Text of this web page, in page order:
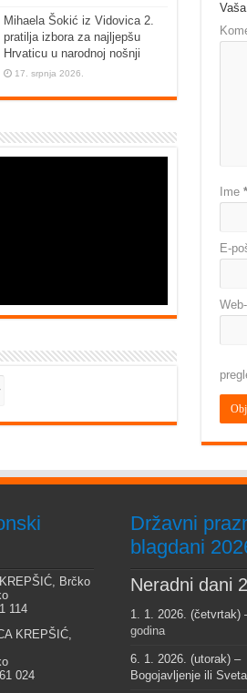
Ime
E-
Mihaela Šokić iz Vidovica 2.
pratilja izbora za najljepšu
Hrvaticu u narodnoj nošnji
17. srpnja 2026.
Brčko
114
KREPŠIĆ,
024
Državni
blagdani
Neradni dani
1. 1. 2026. (četvrtak)
godina
6. 1. 2026. (utorak) –
Bogojavljenje ili